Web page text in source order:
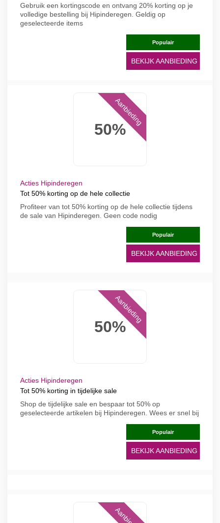
Gebruik een kortingscode en ontvang 20% korting op je
volledige bestelling bij Hipinderegen. Geldig op
geselecteerde items
Populair
BEKIJK AANBIEDING
50%
Aanbieding
Acties Hipinderegen
Tot 50% korting op de hele collectie
Profiteer van tot 50% korting op de hele collectie tijdens
de sale van Hipinderegen. Geen code nodig
Populair
BEKIJK AANBIEDING
50%
Aanbieding
Acties Hipinderegen
Tot 50% korting in tijdelijke sale
Shop de tijdelijke sale en bespaar tot 50% op
geselecteerde artikelen bij Hipinderegen. Wees er snel bij
Populair
BEKIJK AANBIEDING